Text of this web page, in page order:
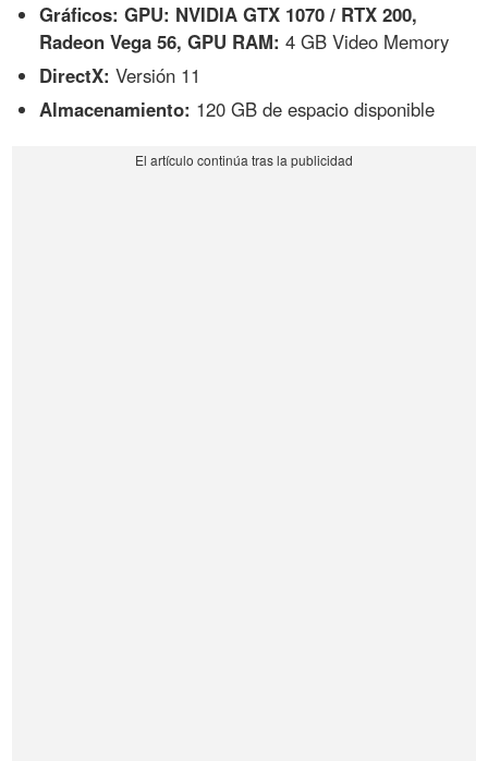
Gráficos: GPU: NVIDIA GTX 1070 / RTX 200,
Radeon Vega 56, GPU RAM: 4 GB Video Memory
DirectX: Versión 11
Almacenamiento: 120 GB de espacio disponible